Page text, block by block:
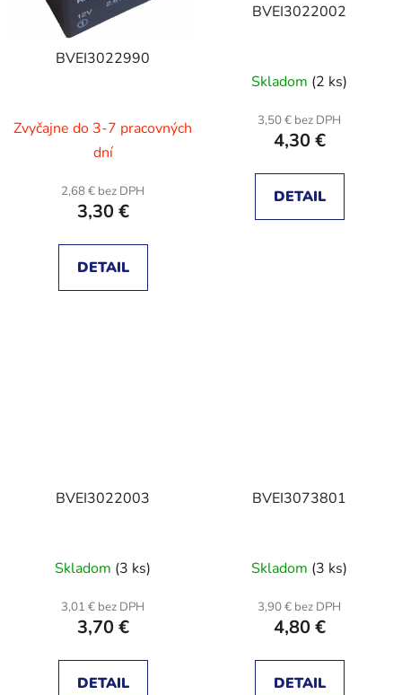
BVEI3022990
Zvyčajne do 3-7 pracovných
dní
2,68 € bez DPH
3,30 €
DETAIL
BVEI3022002
Skladom (2 ks)
3,50 € bez DPH
4,30 €
DETAIL
BVEI3022003
Skladom (3 ks)
3,01 € bez DPH
3,70 €
DETAIL
BVEI3073801
Skladom (3 ks)
3,90 € bez DPH
4,80 €
DETAIL